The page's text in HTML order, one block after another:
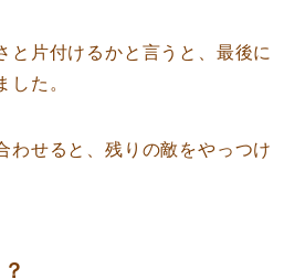
と片付けるかと言うと、最後に
した。
わせると、残りの敵をやっつけ